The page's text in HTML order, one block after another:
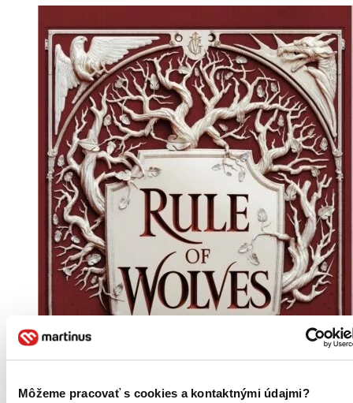
Môžeme pracovať s cookies a kontaktnými údajmi?